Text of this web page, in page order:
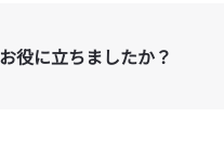
役に立ちましたか？